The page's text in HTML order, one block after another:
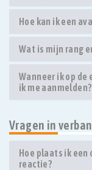
Hoe kan ik een
Wat is mijn rang
Wanneer ik op
ik me aanmelden?
Vragen in
Hoe plaats ik een
reactie?